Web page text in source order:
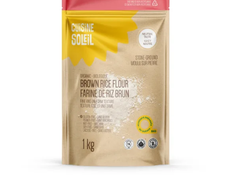
EN
AJOUTER AU PANIER DÉTAILS